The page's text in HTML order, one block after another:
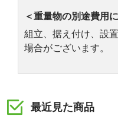
＜重量物の別途費用
組立、据え付け、設
場合がございます。
最近見た商品